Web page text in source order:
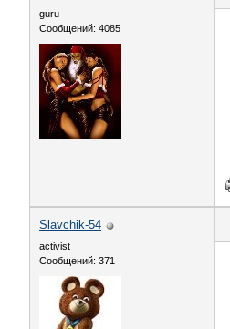
guru
Сообщений: 4085
Slavchik-54
activist
Сообщений: 371